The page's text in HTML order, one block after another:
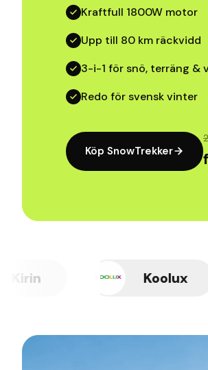
Kraftfull 1800W motor
Upp till 80 km räckvidd
3-i-1 för snö, terräng &
Redo för svensk vinter
Köp SnowTrekker